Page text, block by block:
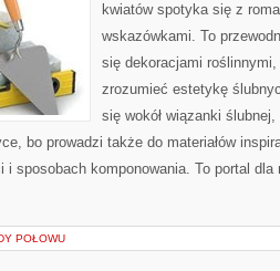
kwiatów spotyka się z
wskazówkami. To
się dekoracjami
zrozumieć estetykę
się wokół wiązanki
bo prowadzi także do materiałów
i sposobach komponowania. To portal
POŁOWU